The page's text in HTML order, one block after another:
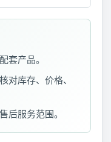
套产品。
对库存、价格、
后服务范围。